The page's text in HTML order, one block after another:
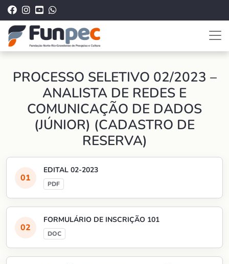
PROCESSO SELETIVO 02/2023 –
ANALISTA DE REDES E
COMUNICAÇÃO DE DADOS
(JÚNIOR) (CADASTRO DE
RESERVA)
EDITAL 02-2023
FORMULÁRIO DE INSCRIÇÃO 101